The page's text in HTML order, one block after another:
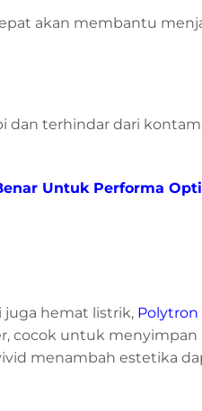
akan membantu
dan terhindar dari
Untuk Performa
juga hemat listrik, Polytron
cocok untuk
menambah estetika